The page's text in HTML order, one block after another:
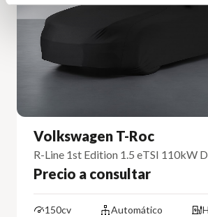
Volkswagen T-Roc
R-Line 1st Edition 1.5 eTSI 110kW
Precio a consultar
150cv Automático